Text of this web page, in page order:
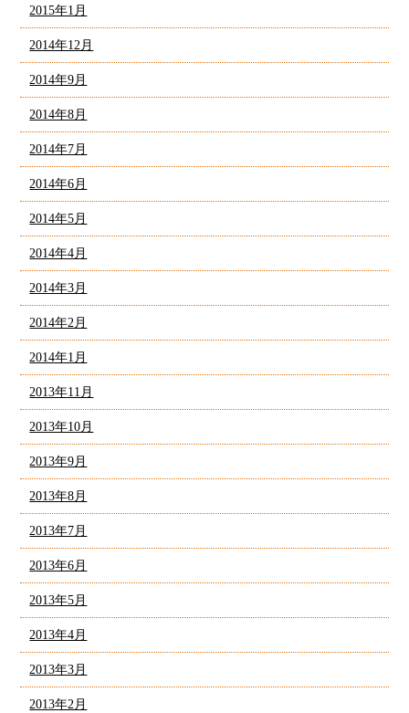
2015年1月
2014年12月
2014年9月
2014年8月
2014年7月
2014年6月
2014年5月
2014年4月
2014年3月
2014年2月
2014年1月
2013年11月
2013年10月
2013年9月
2013年8月
2013年7月
2013年6月
2013年5月
2013年4月
2013年3月
2013年2月